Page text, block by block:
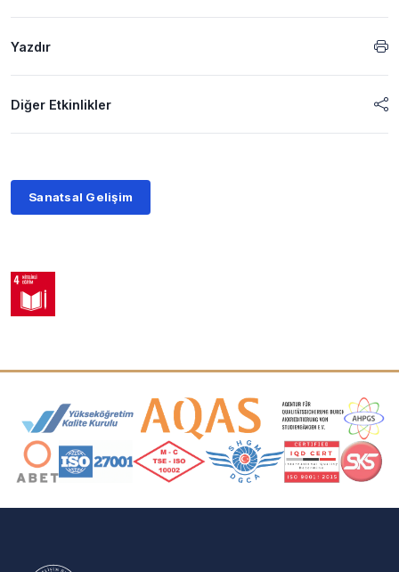
Yazdır
Diğer Etkinlikler
Sanatsal Gelişim
Akreditasyon ve Üyelik Logoları